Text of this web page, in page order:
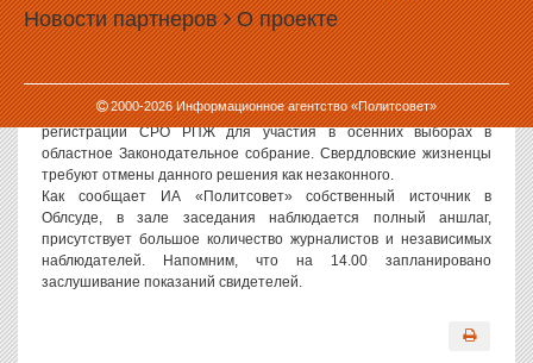
Новости партнеров О проекте
2000-2026Информационное агентство «Политсовет»
Политсовет, 30.08.2006. Сегодня в 10.00 в зале суда
Свердловской области началось слушание дела по иску
Свердловского регионального отделения Российской партии
ЖИЗНИ против Областной избирательной комиссии. Напомним,
что предметом иска является решение избиркома об отказе в
регистрации СРО РПЖ для участия в осенних выборах в
областное Законодательное собрание. Свердловские жизненцы
требуют отмены данного решения как незаконного.
Как сообщает ИА «Политсовет» собственный источник в
Облсуде, в зале заседания наблюдается полный аншлаг,
присутствует большое количество журналистов и независимых
наблюдателей. Напомним, что на 14.00 запланировано
заслушивание показаний свидетелей.